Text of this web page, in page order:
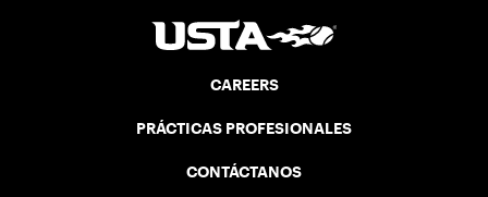
CAREERS
PRÁCTICAS PROFESIONALES
CONTÁCTANOS